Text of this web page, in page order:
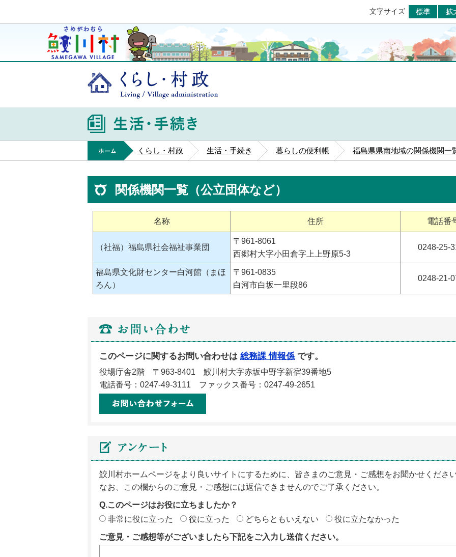
鮫川村公式ホームページ
文字サイズ 標準
ホーム
くらし・村政 生活・手続き 暮らしの便利帳 福島県県南地域の関係機関一
関係機関一覧（公立団体など）
名称 住所 電話番
（社福）福島県社会福祉事業団
〒961-8061
西郷村大字小田倉字上上野原5-3
0248-25-
福島県文化財センター白河館（まほ
ろん）
〒961-0835
白河市白坂一里段86
0248-21-
このページに関するお問い合わせは 総務課 情報係 です。
役場庁舎2階 〒963-8401 鮫川村大字赤坂中野字新宿39番地5
電話番号：0247-49-3111 ファックス番号：0247-49-2651
鮫川村ホームページをより良いサイトにするために、皆さまのご意見・ご感想をお聞かせくださ
なお、この欄からのご意見・ご感想には返信できませんのでご了承ください。
Q.このページはお役に立ちましたか？
非常に役に立った
役に立った どちらともいえない 役に立たなかった
ご意見・ご感想等がございましたら下記をご入力し送信ください。